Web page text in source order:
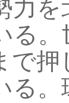
る
で
る